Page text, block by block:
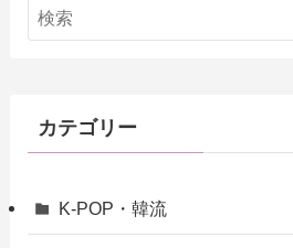
カテゴリー
K-POP・韓流